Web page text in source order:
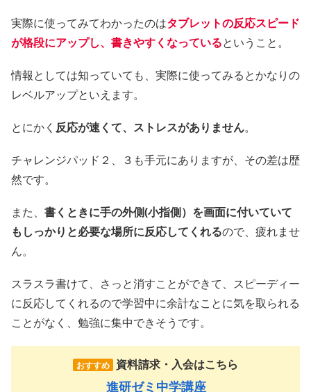
実際に使ってみてわかったのはタブレットの反応スピード
が格段にアップし、書きやすくなっているということ。
情報としては知っていても、実際に使ってみるとかなりの
レベルアップといえます。
とにかく 反応が速くて、ストレスがありません。
チャレンジパッド２、３も手元にありますが、その差は歴
然です。
また、 書くときに手の外側(小指側）を画面に付いていて
もしっかりと必要な場所に反応してくれるので、疲れませ
ん。
スラスラ書けて、さっと消すことができて、スピーディー
に反応してくれるので学習中に余計なことに気を取られる
ことがなく、勉強に集中できそうです。
おすすめ 資料請求・入会はこちら
進研ゼミ中学講座